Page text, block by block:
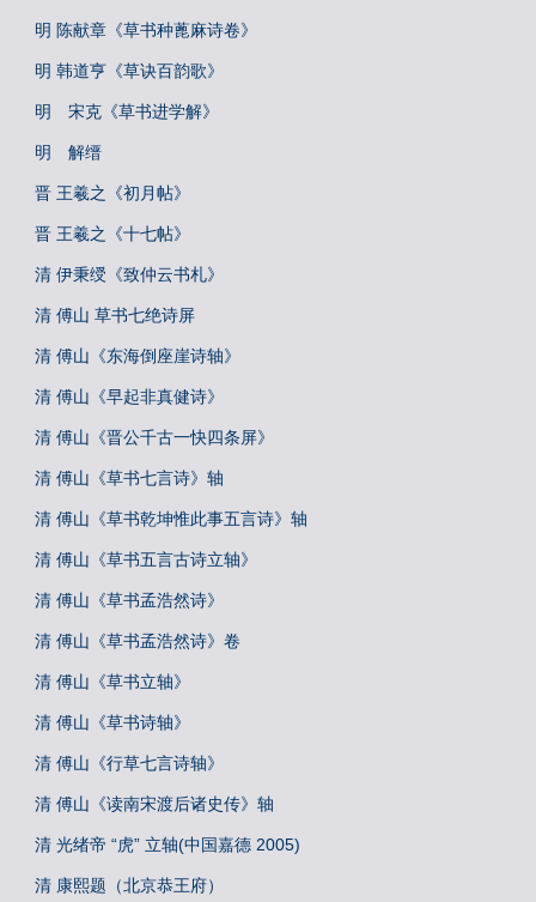
明 陈献章《草书种蓖麻诗卷》
明 韩道亨《草诀百韵歌》
明 宋克《草书进学解》
明 解缙
晋 王羲之《初月帖》
晋 王羲之《十七帖》
清 伊秉绶《致仲云书札》
清 傅山 草书七绝诗屏
清 傅山《东海倒座崖诗轴》
清 傅山《早起非真健诗》
清 傅山《晋公千古一快四条屏》
清 傅山《草书七言诗》轴
清 傅山《草书乾坤惟此事五言诗》轴
清 傅山《草书五言古诗立轴》
清 傅山《草书孟浩然诗》
清 傅山《草书孟浩然诗》卷
清 傅山《草书立轴》
清 傅山《草书诗轴》
清 傅山《行草七言诗轴》
清 傅山《读南宋渡后诸史传》轴
清 光绪帝 “虎” 立轴(中国嘉德 2005)
清 康熙题（北京恭王府）